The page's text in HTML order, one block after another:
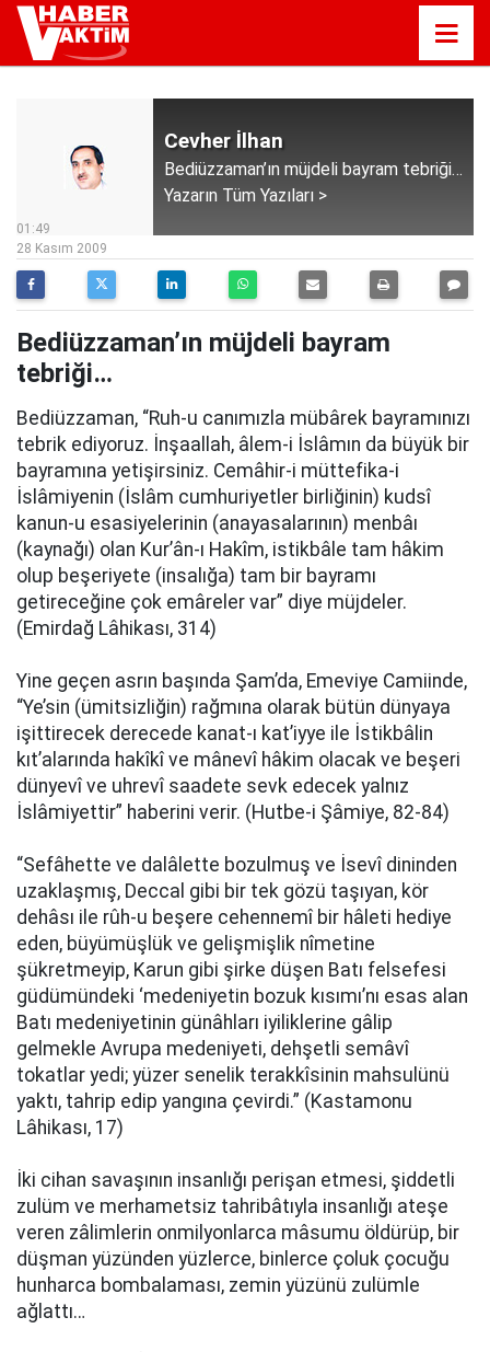
Cevher İlhan
Bediüzzaman’ın müjdeli bayram tebriği…
Yazarın Tüm Yazıları >
01:49
28 Kasım 2009
Bediüzzaman’ın müjdeli bayram
tebriği…
Bediüzzaman, “Ruh-u canımızla mübârek bayramınızı
tebrik ediyoruz. İnşaallah, âlem-i İslâmın da büyük bir
bayramına yetişirsiniz. Cemâhir-i müttefika-i
İslâmiyenin (İslâm cumhuriyetler birliğinin) kudsî
kanun-u esasiyelerinin (anayasalarının) menbâı
(kaynağı) olan Kur’ân-ı Hakîm, istikbâle tam hâkim
olup beşeriyete (insalığa) tam bir bayramı
getireceğine çok emâreler var” diye müjdeler.
(Emirdağ Lâhikası, 314)
Yine geçen asrın başında Şam’da, Emeviye Camiinde,
“Ye’sin (ümitsizliğin) rağmına olarak bütün dünyaya
işittirecek derecede kanat-ı kat’iyye ile İstikbâlin
kıt’alarında hakîkî ve mânevî hâkim olacak ve beşeri
dünyevî ve uhrevî saadete sevk edecek yalnız
İslâmiyettir” haberini verir. (Hutbe-i Şâmiye, 82-84)
“Sefâhette ve dalâlette bozulmuş ve İsevî dininden
uzaklaşmış, Deccal gibi bir tek gözü taşıyan, kör
dehâsı ile rûh-u beşere cehennemî bir hâleti hediye
eden, büyümüşlük ve gelişmişlik nîmetine
şükretmeyip, Karun gibi şirke düşen Batı felsefesi
güdümündeki ‘medeniyetin bozuk kısımı’nı esas alan
Batı medeniyetinin günâhları iyiliklerine gâlip
gelmekle Avrupa medeniyeti, dehşetli semâvî
tokatlar yedi; yüzer senelik terakkîsinin mahsulünü
yaktı, tahrip edip yangına çevirdi.” (Kastamonu
Lâhikası, 17)
İki cihan savaşının insanlığı perişan etmesi, şiddetli
zulüm ve merhametsiz tahribâtıyla insanlığı ateşe
veren zâlimlerin onmilyonlarca mâsumu öldürüp, bir
düşman yüzünden yüzlerce, binlerce çoluk çocuğu
hunharca bombalaması, zemin yüzünü zulümle
ağlattı…